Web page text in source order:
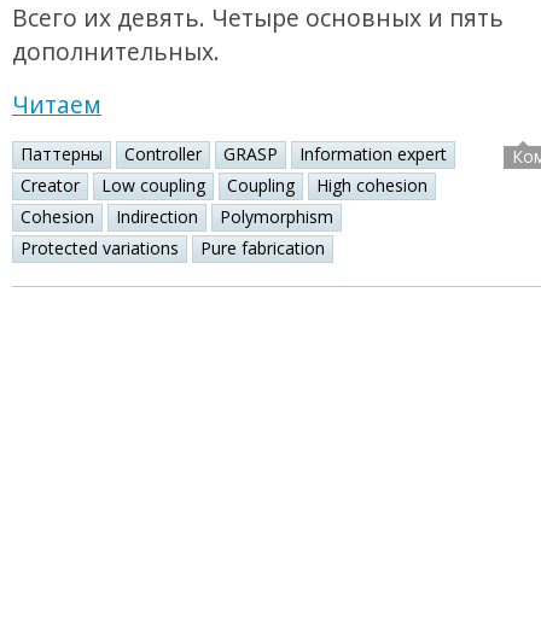
Всего их девять. Четыре основных и пять
дополнительных.
Читаем
Паттерны Controller GRASP
Information expert
Creator
Low coupling Coupling
High cohesion
Cohesion
Indirection
Polymorphism
Protected variations
Pure fabrication